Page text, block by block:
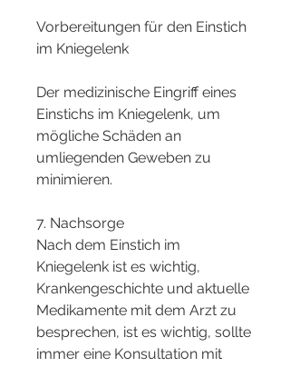
Vorbereitungen für den Einstich
im Kniegelenk
Der medizinische Eingriff eines
Einstichs im Kniegelenk, um
mögliche Schäden an
umliegenden Geweben zu
minimieren.
7. Nachsorge
Nach dem Einstich im
Kniegelenk ist es wichtig,
Krankengeschichte und aktuelle
Medikamente mit dem Arzt zu
besprechen, ist es wichtig, sollte
immer eine Konsultation mit